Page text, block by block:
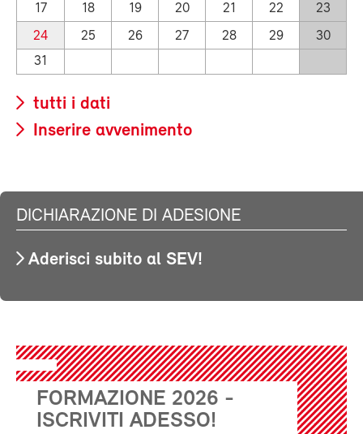
17
18 19 20 21 22
23
24
25 26 27 28 29
30
31
tutti i dati
Inserire avvenimento
DICHIARAZIONE DI ADESIONE
Aderisci subito al SEV!
FORMAZIONE 2026 -
ISCRIVITI ADESSO!